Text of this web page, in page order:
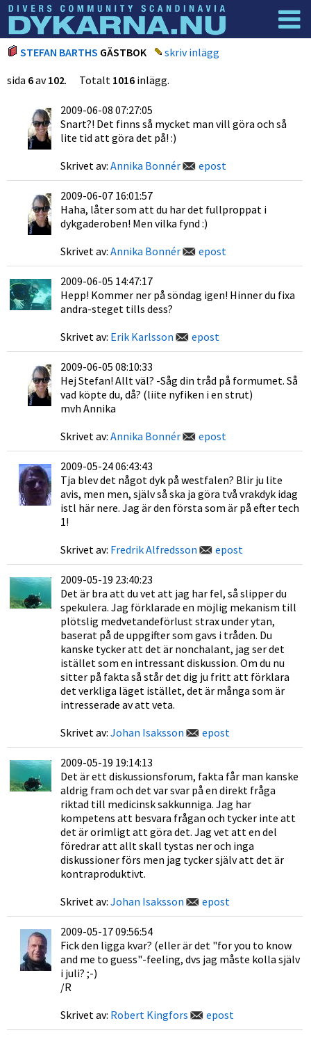
Dyknyheter
STEFAN BARTHS GÄSTBOK
skriv inlägg
sida 6av102. Totalt 1016 inlägg.
2009-06-08 07:27:05
Snart?! Det finns så mycket man vill göra och så
lite tid att göra det på! :)
Skrivet av: Annika Bonnér epost
2009-06-07 16:01:57
Haha, låter som att du har det fullproppat i
dykgaderoben! Men vilka fynd :)
Skrivet av: Annika Bonnér epost
2009-06-05 14:47:17
Hepp! Kommer ner på söndag igen! Hinner du fixa
andra-steget tills dess?
Skrivet av: Erik Karlsson epost
2009-06-05 08:10:33
Hej Stefan! Allt väl? -Såg din tråd på formumet. Så
vad köpte du, då? (liite nyfiken i en strut)
mvh Annika
Skrivet av: Annika Bonnér epost
2009-05-24 06:43:43
Tja blev det något dyk på westfalen? Blir ju lite
avis, men men, själv så ska ja göra två vrakdyk idag
istl här nere. Jag är den första som är på efter tech
1!
Skrivet av: Fredrik Alfredsson epost
2009-05-19 23:40:23
Det är bra att du vet att jag har fel, så slipper du
spekulera. Jag förklarade en möjlig mekanism till
plötslig medvetandeförlust strax under ytan,
baserat på de uppgifter som gavs i tråden. Du
kanske tycker att det är nonchalant, jag ser det
istället som en intressant diskussion. Om du nu
sitter på fakta så står det dig ju fritt att förklara
det verkliga läget istället, det är många som är
intresserade av att veta.
Skrivet av: Johan Isaksson epost
2009-05-19 19:14:13
Det är ett diskussionsforum, fakta får man kanske
aldrig fram och det var svar på en direkt fråga
riktad till medicinsk sakkunniga. Jag har
kompetens att besvara frågan och tycker inte att
det är orimligt att göra det. Jag vet att en del
föredrar att allt skall tystas ner och inga
diskussioner förs men jag tycker själv att det är
kontraproduktivt.
Skrivet av: Johan Isaksson epost
2009-05-17 09:56:54
Fick den ligga kvar? (eller är det "for you to know
and me to guess"-feeling, dvs jag måste kolla själv
i juli? ;-)
/R
Skrivet av: Robert Kingfors epost